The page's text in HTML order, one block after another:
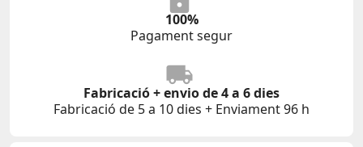
100%
Pagament segur
Fabricació + envio de 4 a 6 dies
Fabricació de 5 a 10 dies + Enviament 96 h